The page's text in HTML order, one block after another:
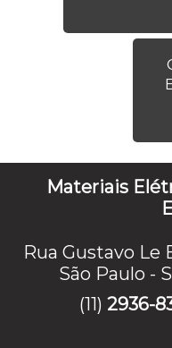
Materiais
Rua Gustavo Le
São Paulo -
(11) 2936-